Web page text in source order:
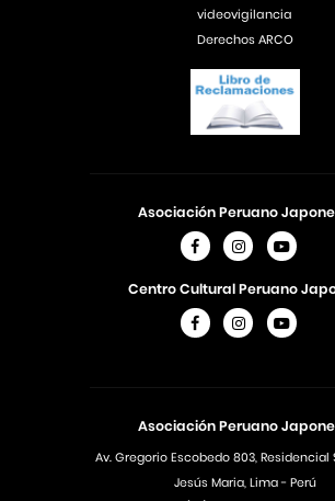
Asociación Peruano
Av. Gregorio Escobedo 803, Residencial
Jesús Maria, Lima - Perú
Asociación Peruano
Centro Cultural Peruano
videovigilancia
Derechos ARCO